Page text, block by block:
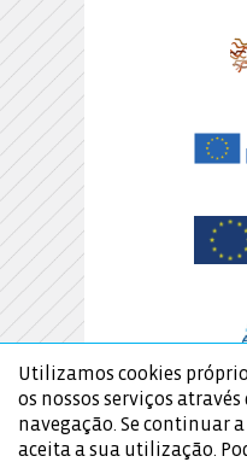
Utilizamos cookies
os nossos serviços
navegação. Se continuar
aceita a sua utilização.